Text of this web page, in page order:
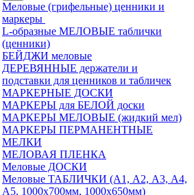
Меловые (грифельные) ценники и
маркеры
L-образные МЕЛОВЫЕ таблички
(ценники)
БЕЙДЖИ меловые
ДЕРЕВЯННЫЕ держатели и
подставки для ценников и табличек
МАРКЕРНЫЕ ДОСКИ
МАРКЕРЫ для БЕЛОЙ доски
МАРКЕРЫ МЕЛОВЫЕ (жидкий мел)
МАРКЕРЫ ПЕРМАНЕНТНЫЕ
МЕЛКИ
МЕЛОВАЯ ПЛЕНКА
Меловые ДОСКИ
Меловые ТАБЛИЧКИ (А1, А2, А3, А4,
А5, 1000х700мм, 1000х650мм)